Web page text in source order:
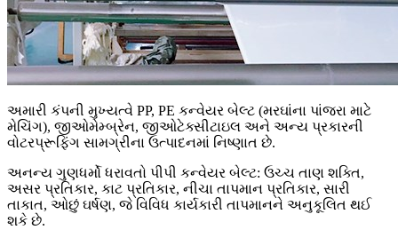
અમારી કંપની મુખ્યત્વે PP, PE કન્વેયર બેલ્ટ (મરઘાંના પાંજરા માટે
મેચિંગ), જીઓમેમ્બ્રેન, જીઓટેક્સીટાઇલ અને અન્ય પ્રકારની
વોટરપ્રૂફિંગ સામગ્રીના ઉત્પાદનમાં નિષ્ણાત છે.
અનન્ય ગુણધર્મો ધરાવતો પીપી કન્વેયર બેલ્ટ: ઉચ્ચ તાણ શક્તિ,
અસર પ્રતિકાર, કાટ પ્રતિકાર, નીચા તાપમાન પ્રતિકાર, સારી
તાકાત, ઓછું ઘર્ષણ, જે વિવિધ કાર્યકારી તાપમાનને અનુકૂલિત થઈ
શકે છે.